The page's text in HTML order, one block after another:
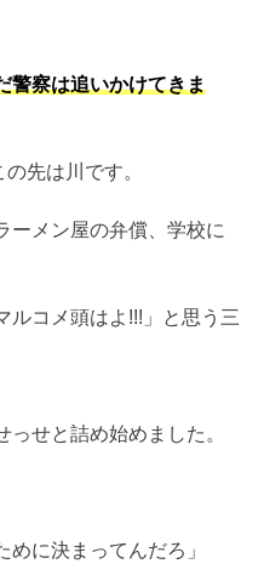
警察は追いかけてきま
先は川です。
ーメン屋の弁償、学校に
ルコメ頭はよ!!!」と思う三
せと詰め始めました。
に決まってんだろ」